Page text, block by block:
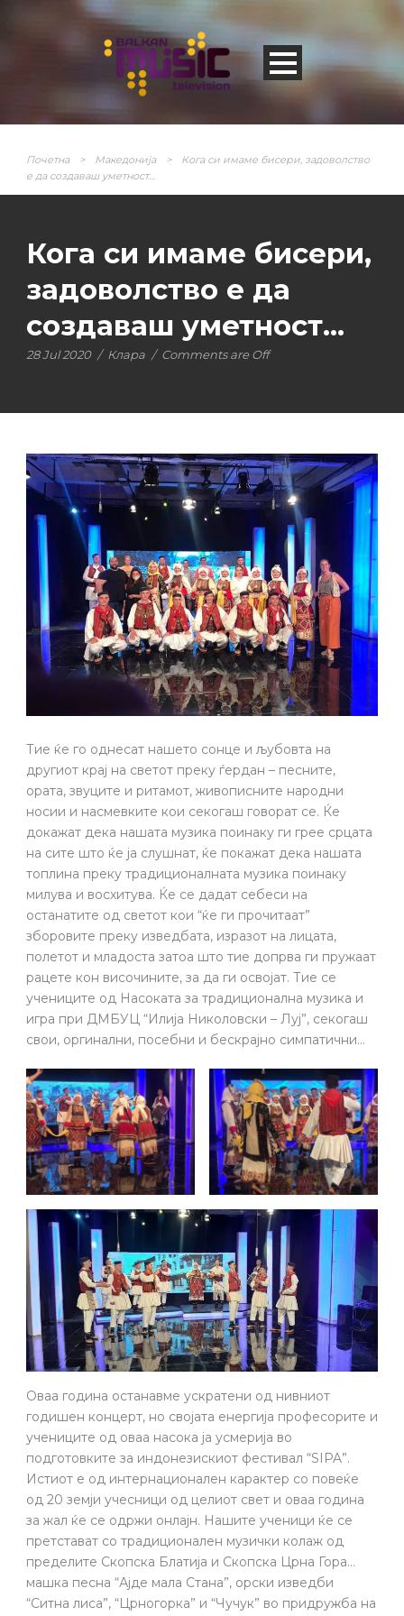
Почетна > Македонија >
Кога си имаме бисери, задоволство
е да создаваш уметност…
Кога си имаме бисери,
задоволство е да
создаваш уметност…
28 Jul 2020 / Клара / Comments are Off
Тие ќе го однесат нашето сонце и љубовта на
другиот крај на светот преку ѓердан – песните,
ората, звуците и ритамот, живописните народни
носии и насмевките кои секогаш говорат се. Ќе
докажат дека нашата музика поинаку ги грее срцата
на сите што ќе ја слушнат, ќе покажат дека нашата
топлина преку традиционалната музика поинаку
милува и восхитува. Ќе се дадат себеси на
останатите од светот кои “ќе ги прочитаат”
зборовите преку изведбата, изразот на лицата,
полетот и младоста затоа што тие допрва ги пружаат
рацете кон височините, за да ги освојат. Тие се
учениците од Насоката за традиционална музика и
игра при ДМБУЦ “Илија Николовски – Луј”, секогаш
свои, оргинални, посебни и бескрајно симпатични…
Оваа година останавме ускратени од нивниот
годишен концерт, но својата енергија професорите и
учениците од оваа насока ја усмерија во
подготовките за индонезискиот фестивал “SIPA”.
Истиот е од интернационален карактер со повеќе
од 20 земји учесници од целиот свет и оваа година
за жал ќе се одржи онлајн. Нашите ученици ќе се
претстават со традиционален музички колаж од
пределите Скопска Блатија и Скопска Црна Гора…
машка песна “Ајде мала Стана”, орски изведби
“Ситна лиса”, “Црногорка” и “Чучук” во придружба на